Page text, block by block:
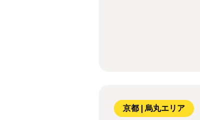
京都 | 烏丸エリア